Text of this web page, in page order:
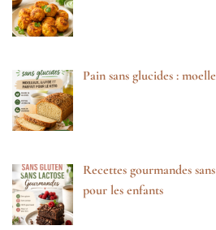
Pain sans glucides :
Recettes gourmandes
pour les enfants